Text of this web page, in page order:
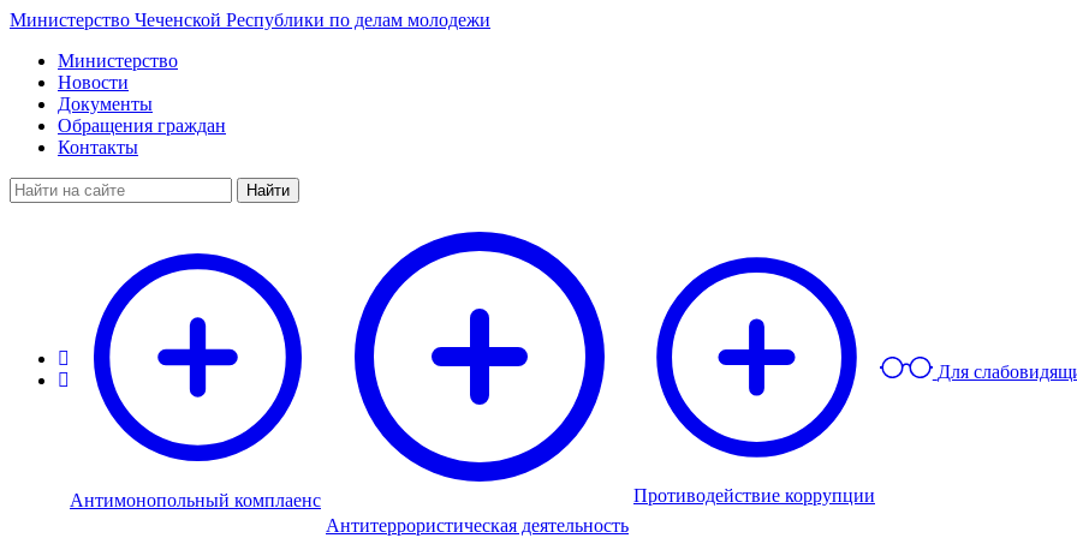
Министерство Чеченской Республики по делам молодежи
Министерство
Новости
Документы
Обращения граждан
Контакты
Найти
Антимонопольный комплаенс
Антитеррористическая деятельность
Противодействие коррупции
Для